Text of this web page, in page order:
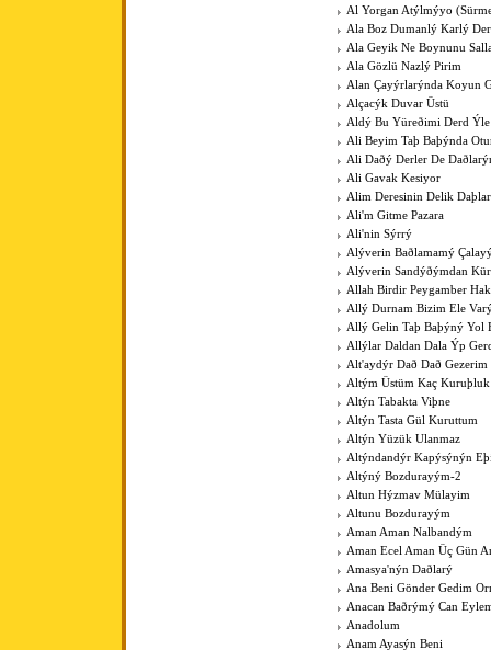
Al Yorgan Atýlmýyo
Ala Boz Dumanlý Karlý
Ala Geyik Ne Boynunu
Ala Gözlü Nazlý Pirim
Alan Çayýrlarýnda Koyun
Alçacýk Duvar Üstü
Aldý Bu Yüreðimi Derd
Ali Beyim Taþ Baþýnda
Ali Daðý Derler De
Ali Gavak Kesiyor
Alim Deresinin Delik
Ali'm Gitme Pazara
Ali'nin Sýrrý
Alýverin Baðlamamý
Alýverin Sandýðýmdan
Allah Birdir Peygamber Hak
Allý Durnam Bizim Ele
Allý Gelin Taþ Baþýný Yol
Allýlar Daldan Dala Ýp
Alt'aydýr Dað Dað Gezerim
Altým Üstüm Kaç Kuruþluk
Altýn Tabakta Viþne
Altýn Tasta Gül Kuruttum
Altýn Yüzük Ulanmaz
Altýndandýr Kapýsýnýn
Altýný Bozdurayým-2
Altun Hýzmav Mülayim
Altunu Bozdurayým
Aman Aman Nalbandým
Aman Ecel Aman Üç Gün
Amasya'nýn Daðlarý
Ana Beni Gönder Gedim
Anacan Baðrýmý Can
Anadolum
Anam Ayasýn Beni